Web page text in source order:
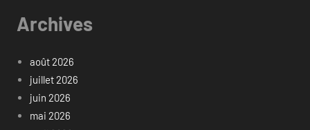
Archives
août 2026
juillet 2026
juin 2026
mai 2026